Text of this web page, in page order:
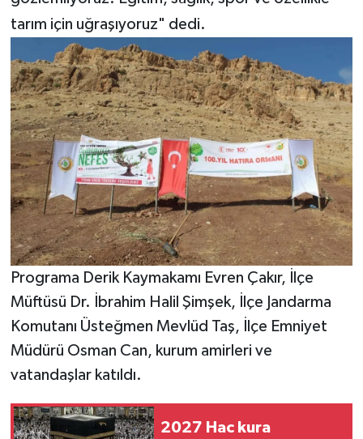
tarım için uğraşıyoruz" dedi.
Programa Derik Kaymakamı Evren Çakır, İlçe
Müftüsü Dr. İbrahim Halil Şimşek, İlçe Jandarma
Komutanı Üsteğmen Mevlüd Taş, İlçe Emniyet
Müdürü Osman Can, kurum amirleri ve
vatandaşlar katıldı.
2027 Hac kura